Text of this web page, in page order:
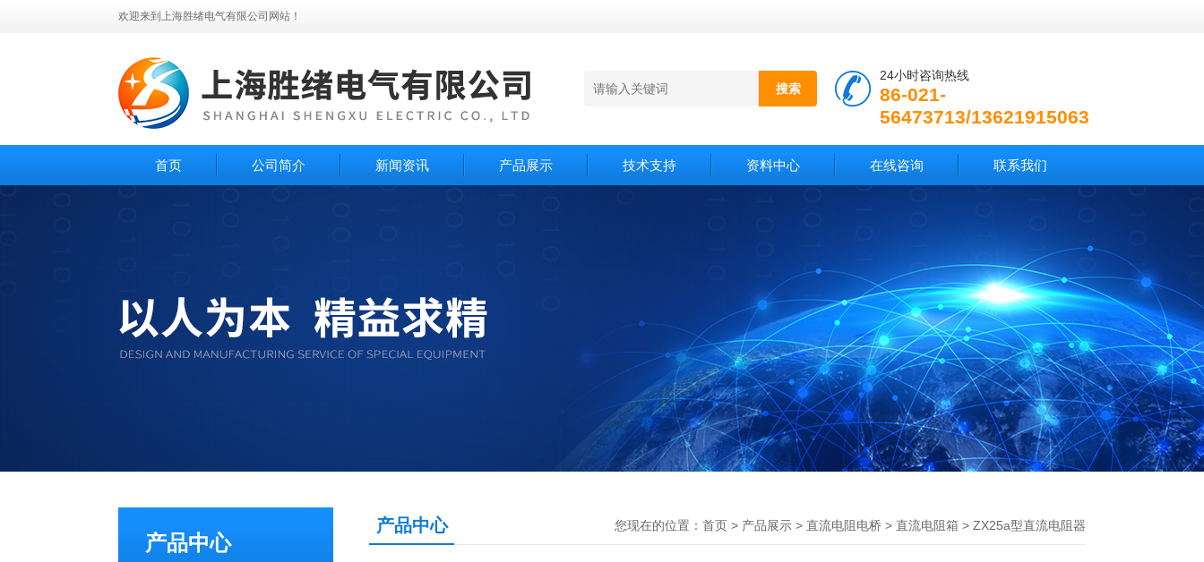
欢迎来到上海胜绪电气有限公司网站！
24小时咨询热线
86-021-
56473713/13621915063
首页 公司简介 新闻资讯 产品展示 技术支持 资料中心 在线咨询 联系我们
产品中心
产品中心 您现在的位置： 首页 > 产品展示 > 直流电阻电桥 > 直流电阻箱 > ZX25a型直流电阻器